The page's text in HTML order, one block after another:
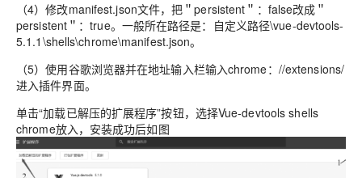
（4）修改manifest.json文件，把＂persistent＂：false改成＂
persistent＂：true。一般所在路径是：自定义路径\vue-devtools-
5.1.1\shells\chrome\manifest.json。
（5）使用谷歌浏览器并在地址输入栏输入chrome：//extensions/
进入插件界面。
单击“加载已解压的扩展程序”按钮，选择Vue-devtools shells
chrome放入，安装成功后如图